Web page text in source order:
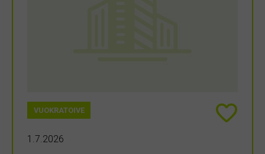
VUOKRATOIVE
1.7.2026